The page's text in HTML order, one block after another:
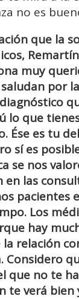
no es
que la
muy
por
lo que
Ése es tu
sí es
se nos
en las
pacientes
Los
hay
relación
Considero
que no te
te verá bien